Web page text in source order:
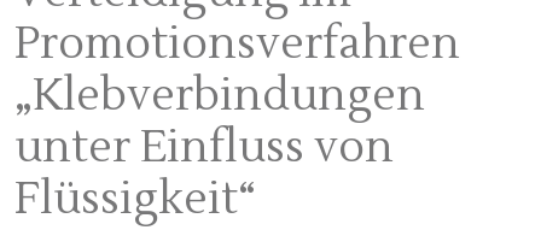
Promotionsverfahren
„Klebverbindungen
unter Einfluss von
Flüssigkeit“